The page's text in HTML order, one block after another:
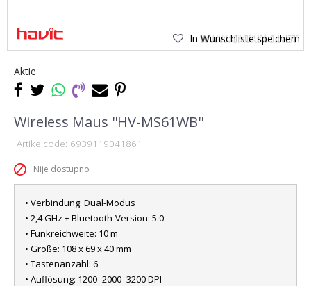
In Wunschliste speichern
Aktie
Wireless Maus ''HV-MS61WB''
Artikelcode: 6939119041861
Nije dostupno
• Verbindung: Dual-Modus
• 2,4 GHz + Bluetooth-Version: 5.0
• Funkreichweite: 10 m
• Größe: 108 x 69 x 40 mm
• Tastenanzahl: 6
• Auflösung: 1200–2000–3200 DPI